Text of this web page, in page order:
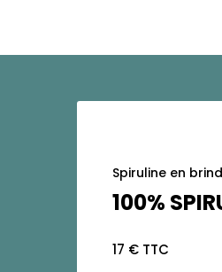
Spiruline en
100%
17 € TTC